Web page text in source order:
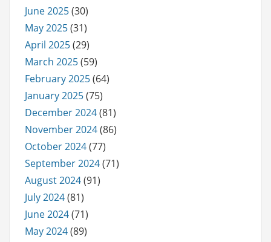
June 2025(30)
May 2025(31)
April 2025(29)
March 2025(59)
February 2025(64)
January 2025(75)
December 2024(81)
November 2024(86)
October 2024(77)
September 2024(71)
August 2024(91)
July 2024(81)
June 2024(71)
May 2024(89)